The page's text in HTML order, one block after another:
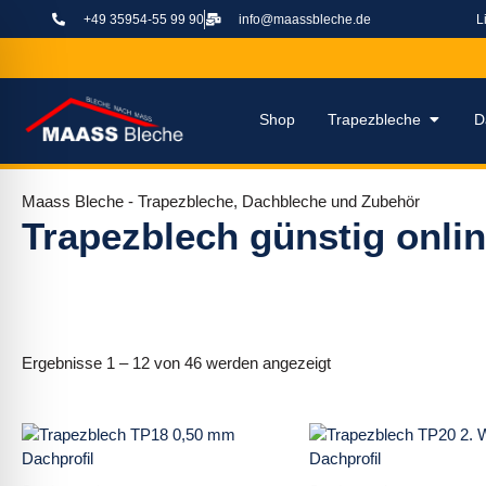
Inhalt
+49 35954-55 99 90 info@maassbleche.de
Shop Trapezbleche Öffne
Maass Bleche - Trapezbleche, Dachbleche und Zubehör
Trapezblech günstig
Ergebnisse 1 – 12 von 46 werden angezeigtBeliebtheit
Dieses
Produkt
Dieses
Produkt